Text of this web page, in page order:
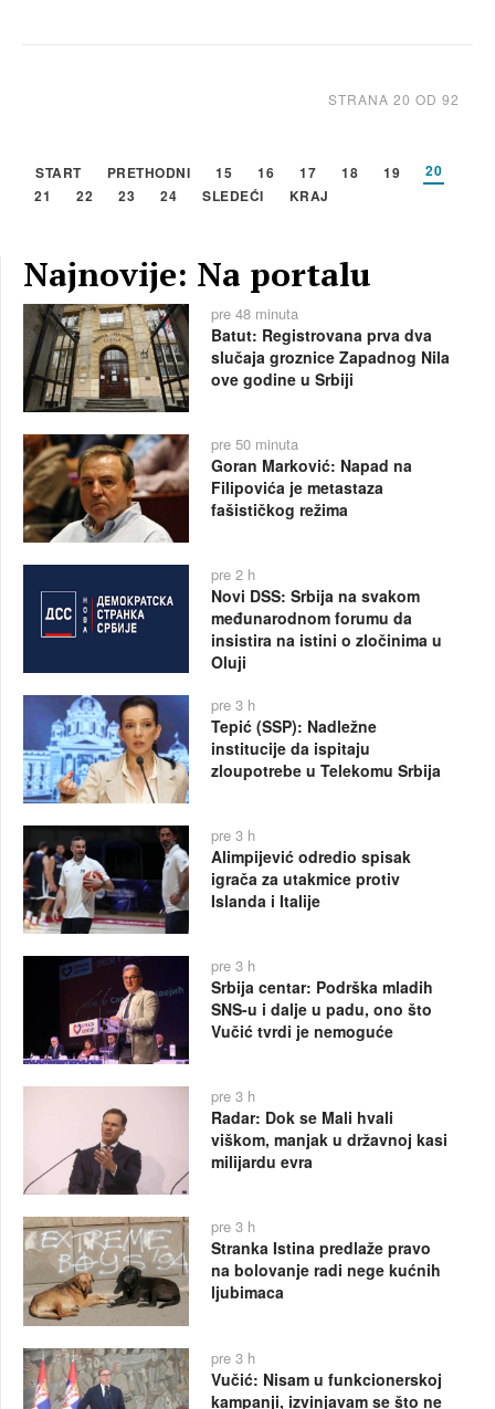
STRANA 20 OD 92
START PRETHODNI 15 16 17 18 19
20
21
22 23 24 SLEDEĆI KRAJ
Najnovije: Na portalu
pre 48 minuta
Batut: Registrovana prva dva
slučaja groznice Zapadnog Nila
ove godine u Srbiji
pre 50 minuta
Goran Marković: Napad na
Filipovića je metastaza
fašističkog režima
pre 2 h
Novi DSS: Srbija na svakom
međunarodnom forumu da
insistira na istini o zločinima u
Oluji
pre 3 h
Tepić (SSP): Nadležne
institucije da ispitaju
zloupotrebe u Telekomu Srbija
pre 3 h
Alimpijević odredio spisak
igrača za utakmice protiv
Islanda i Italije
pre 3 h
Srbija centar: Podrška mladih
SNS-u i dalje u padu, ono što
Vučić tvrdi je nemoguće
pre 3 h
Radar: Dok se Mali hvali
viškom, manjak u državnoj kasi
milijardu evra
pre 3 h
Stranka Istina predlaže pravo
na bolovanje radi nege kućnih
ljubimaca
pre 3 h
Vučić: Nisam u funkcionerskoj
kampanji, izvinjavam se što ne